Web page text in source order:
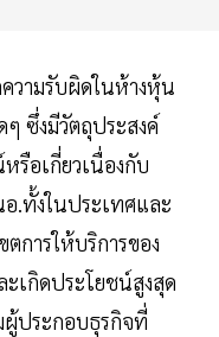
วามรับผิดในห้างหุ้น
ซึ่งมีวัตถุประสงค์
รือเกี่ยวเนื่องกับ
.ทั้งในประเทศและ
การให้บริการของ
เกิดประโยชน์สูงสุด
ผู้ประกอบธุรกิจที่